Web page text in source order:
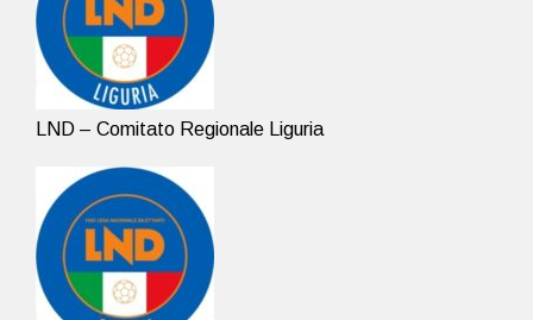
LND – Comitato Regionale Liguria